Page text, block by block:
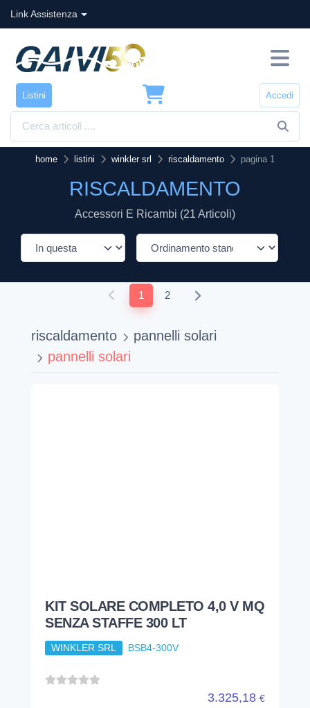
Link Assistenza
Listini Accedi
home listini winkler srl riscaldamento pagina 1
RISCALDAMENTO
Accessori E Ricambi (21 Articoli)
1 2
riscaldamento
pannelli solari
pannelli solari
KIT SOLARE COMPLETO 4,0 V MQ
SENZA STAFFE 300 LT
WINKLER SRL BSB4-300V
3.325,18 €